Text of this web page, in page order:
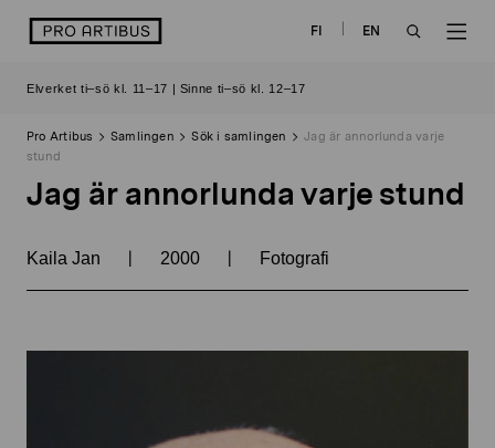
logo FI
EN
Elverket ti–sö kl. 11–17 | Sinne ti–sö kl. 12–17
Pro Artibus Samlingen Sök i samlingen
Jag är annorlunda varje
stund
Jag är annorlunda varje stund
Kaila Jan | 2000 | Fotografi